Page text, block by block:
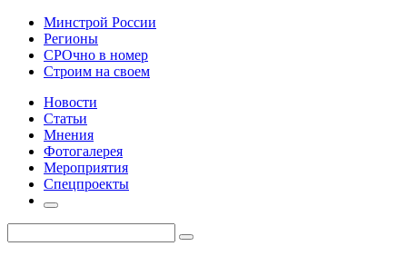
Минстрой России
Регионы
СРОчно в номер
Строим на своем
Новости
Статьи
Мнения
Фотогалерея
Мероприятия
Спецпроекты